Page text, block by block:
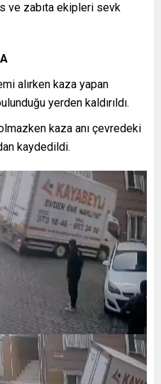
ve zabıta ekipleri sevk
alırken kaza yapan
yerden kaldırıldı.
kaza anı çevredeki
kaydedildi.